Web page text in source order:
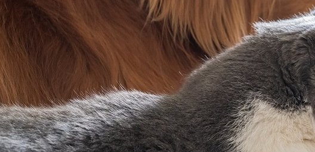
ご相談室
ショッピング
ご利用ガイド
プライバシーポリシー
特定商取引法について